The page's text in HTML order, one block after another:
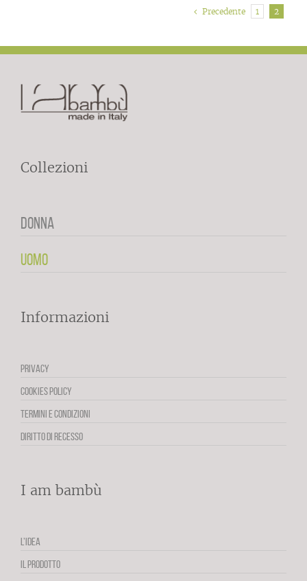
Precedente 1 2
Collezioni
DONNA
UOMO
Informazioni
PRIVACY
COOKIES POLICY
TERMINI E CONDIZIONI
DIRITTO DI RECESSO
I am bambù
L’IDEA
IL PRODOTTO